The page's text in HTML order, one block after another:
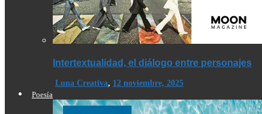
Intertextualidad, el diálogo entre personajes
Luna Creativa, 12 noviembre, 2025
Poesía